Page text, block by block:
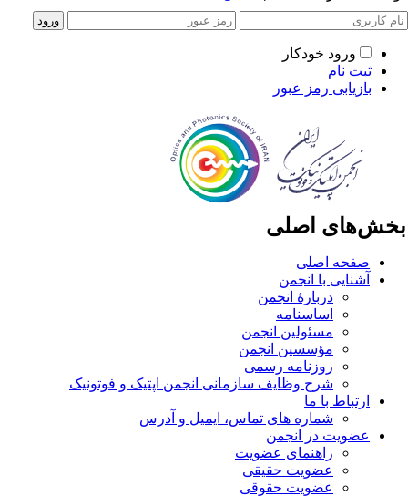
ورود خودکار
ثبت نام
بازیابی رمز عبور
اصلی
صفحه اصلی
آشنایی با انجمن
دربارۀ انجمن
اساسنامه
مسئولین انجمن
مؤسسین انجمن
روزنامه رسمی
شرح وظایف سازمانی انجمن اپتیک و فوتونیک
ارتباط با ما
شماره های تماس، ایمیل و آدرس
عضویت در انجمن
راهنمای عضویت
عضویت حقیقی
عضویت حقوقی